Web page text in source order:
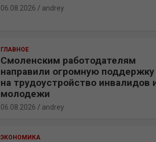
06.08.2026 andrey
ГЛАВНОЕ
Смоленским работодателям
направили огромную поддержку
на трудоустройство инвалидов
молодежи
06.08.2026 andrey
ЭКОНОМИКА